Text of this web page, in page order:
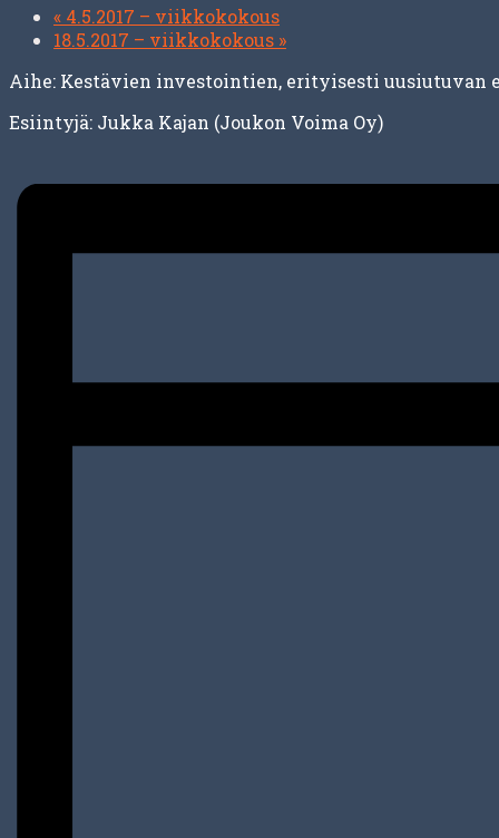
« 4.5.2017 – viikkokokous
18.5.2017 – viikkokokous »
Aihe: Kestävien investointien, erityisesti uusiutuvan
Esiintyjä: Jukka Kajan (Joukon Voima Oy)